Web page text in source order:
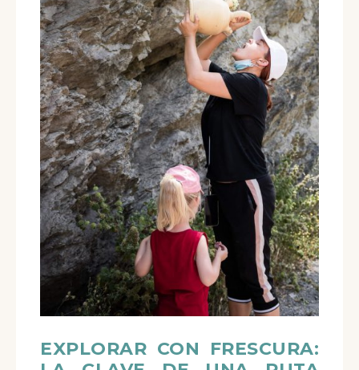
EXPLORAR CON FRESCURA: